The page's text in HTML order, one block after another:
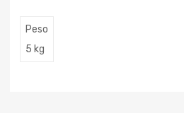
Peso
5 kg